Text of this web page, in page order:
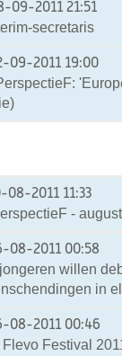
09-2011 21:51
secretaris
09-2011 19:00
08-2011 11:33
-
08-2011 00:58
willen
in
08-2011 00:46
Festival